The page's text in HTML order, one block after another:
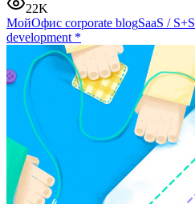
22K
МойОфис corporate blogSaaS / S+S
development *